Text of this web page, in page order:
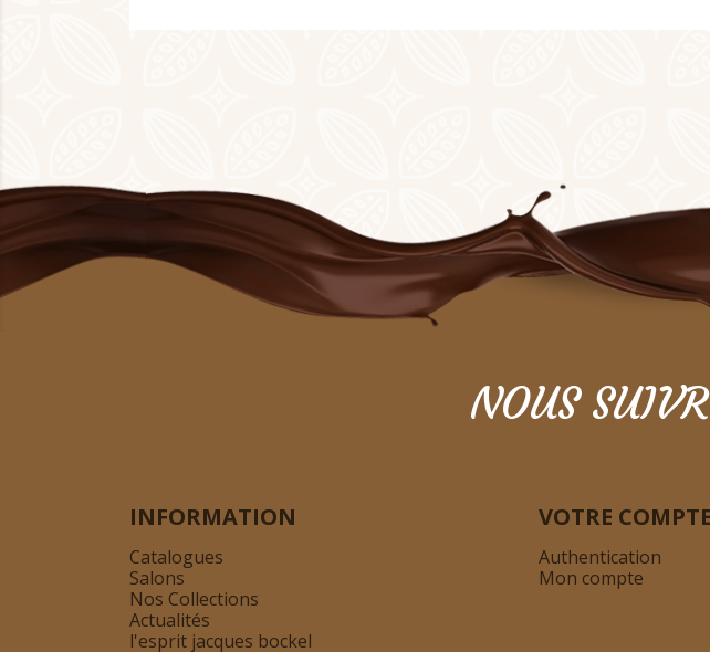
NOUS
INFORMATION
Catalogues
Salons
Nos Collections
Actualités
l'esprit jacques bockel
VOTRE COMPTE
Authentication
Mon compte